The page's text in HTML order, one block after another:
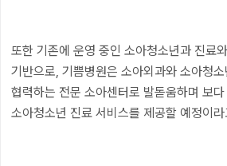
또한 기존에 운영 중인 소아청소년과 진료
기반으로, 기쁨병원은 소아외과와 소아청
협력하는 전문 소아센터로 발돋움하며 보
소아청소년 진료 서비스를 제공할 예정이